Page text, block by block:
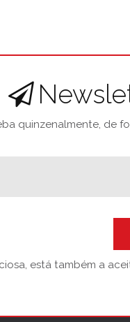
quinzenalmente, de
está também a